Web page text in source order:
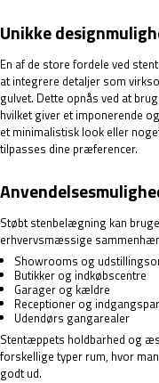
Unikke
En af de store fordele ved
at integrere detaljer som
gulvet. Dette opnås ved at
hvilket giver et imponerende
et minimalistisk look eller
tilpasses dine præferencer.
Støbt stenbelægning kan
erhvervsmæssige
Showrooms og
Butikker og indkøbscentre
Garager og kældre
Receptioner og
Udendørs gangarealer
Stentæppets holdbarhed og
forskellige typer rum, hvor
godt ud.